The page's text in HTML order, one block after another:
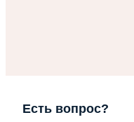
Есть вопрос?